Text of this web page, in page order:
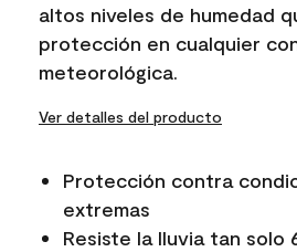
altos niveles de humedad
protección en cualquier
meteorológica.
Ver detalles del producto
Protección contra
extremas
Resiste la lluvia tan solo